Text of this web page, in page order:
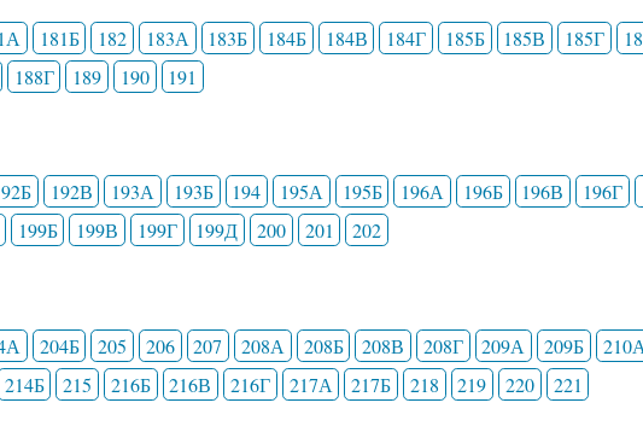
181Б 182 183А 183Б 184Б 184В 184Г 185Б 185В 185Г
188Г 189 190 191
192В 193А 193Б 194 195А 195Б 196А 196Б 196В 196Г
199Б 199В 199Г 199Д 200 201 202
204Б 205 206 207 208А 208Б 208В 208Г 209А 209Б 210А
214Б 215 216Б 216В 216Г 217А 217Б 218 219 220 221